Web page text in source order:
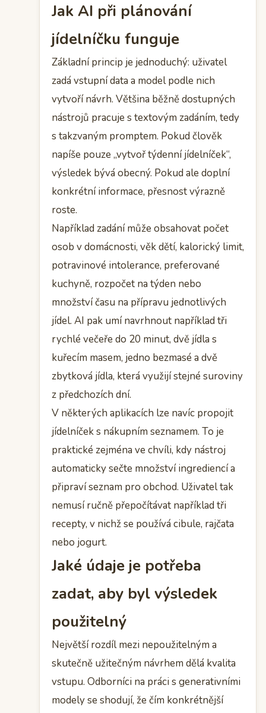
Jak AI při plánování
jídelníčku funguje
Základní princip je jednoduchý: uživatel
zadá vstupní data a model podle nich
vytvoří návrh. Většina běžně dostupných
nástrojů pracuje s textovým zadáním, tedy
s takzvaným promptem. Pokud člověk
napíše pouze „vytvoř týdenní jídelníček“,
výsledek bývá obecný. Pokud ale doplní
konkrétní informace, přesnost výrazně
roste.
Například zadání může obsahovat počet
osob v domácnosti, věk dětí, kalorický limit,
potravinové intolerance, preferované
kuchyně, rozpočet na týden nebo
množství času na přípravu jednotlivých
jídel. AI pak umí navrhnout například tři
rychlé večeře do 20 minut, dvě jídla s
kuřecím masem, jedno bezmasé a dvě
zbytková jídla, která využijí stejné suroviny
z předchozích dní.
V některých aplikacích lze navíc propojit
jídelníček s nákupním seznamem. To je
praktické zejména ve chvíli, kdy nástroj
automaticky sečte množství ingrediencí a
připraví seznam pro obchod. Uživatel tak
nemusí ručně přepočítávat například tři
recepty, v nichž se používá cibule, rajčata
nebo jogurt.
Jaké údaje je potřeba
zadat, aby byl výsledek
použitelný
Největší rozdíl mezi nepoužitelným a
skutečně užitečným návrhem dělá kvalita
vstupu. Odborníci na práci s generativními
modely se shodují, že čím konkrétnější